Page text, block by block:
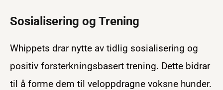
Sosialisering og Trening
Whippets drar nytte av tidlig sosialisering og
positiv forsterkningsbasert trening. Dette bidrar
til å forme dem til veloppdragne voksne hunder.